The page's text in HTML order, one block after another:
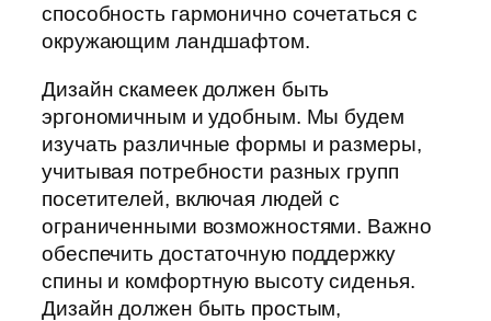
способность гармонично сочетаться с
окружающим ландшафтом.
Дизайн скамеек должен быть
эргономичным и удобным. Мы будем
изучать различные формы и размеры,
учитывая потребности разных групп
посетителей, включая людей с
ограниченными возможностями. Важно
обеспечить достаточную поддержку
спины и комфортную высоту сиденья.
Дизайн должен быть простым,